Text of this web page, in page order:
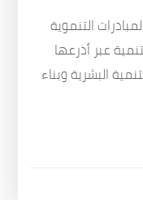
التنموية
عبر أذرعها
البشرية وبناء